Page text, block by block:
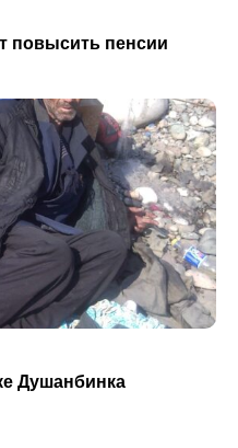
повысить пенсии
Душанбинка